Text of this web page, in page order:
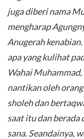
juga diberi nama
mengharap
Anugerah
apa yang kulihat
Wahai
nantikan oleh
sholeh dan
saat itu dan berada
sana. Seandainya,